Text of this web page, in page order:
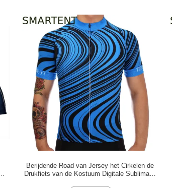
Berijdende Road van Jersey het Cirkelen de
Drukfiets van de Kostuum Digitale Sublimatie